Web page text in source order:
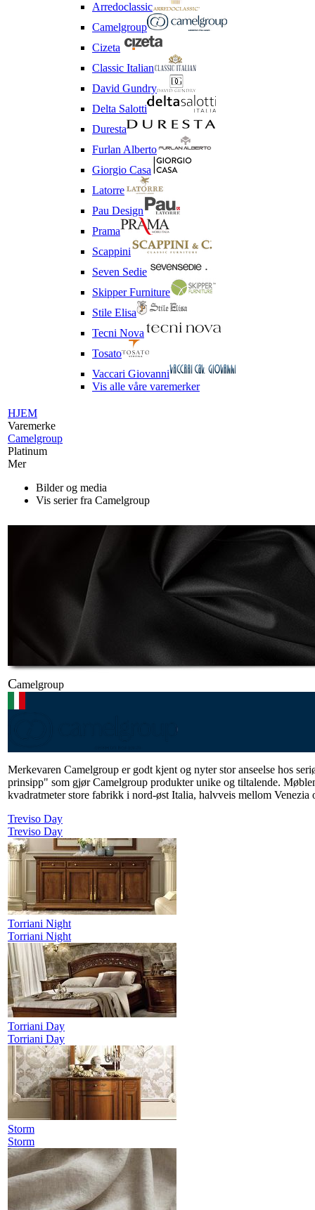
Arredoclassic
Camelgroup
Cizeta
Classic Italian
David Gundry
Delta Salotti
Duresta
Furlan Alberto
Giorgio Casa
Latorre
Pau Design
Prama
Scappini
Seven Sedie
Skipper Furniture
Stile Elisa
Tecni Nova
Tosato
Vaccari Giovanni
Vis alle våre varemerker
HJEM
Varemerke
Camelgroup
Platinum
Mer
Bilder og media
Vis serier fra Camelgroup
Camelgroup
Merkevaren Camelgroup er godt kjent og nyter stor anseelse hos
prinsipp" som gjør Camelgroup produkter unike og tiltalende.
kvadratmeter store fabrikk i nord-øst Italia, halvveis mellom Venezia
Treviso Day
Treviso Day
Torriani Night
Torriani Night
Torriani Day
Torriani Day
Storm
Storm